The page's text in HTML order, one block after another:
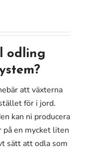
odling
att växterna
för i jord.
kan ni producera
på en mycket liten
sätt att odla som